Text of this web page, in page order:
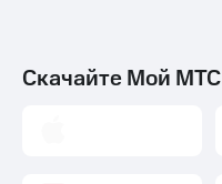
Скачайте Мой МТС